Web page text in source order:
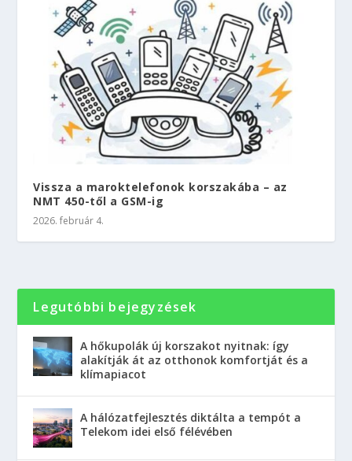
Vissza a maroktelefonok korszakába – az
NMT 450-től a GSM-ig
2026. február 4.
Legutóbbi bejegyzések
A hőkupolák új korszakot nyitnak: így
alakítják át az otthonok komfortját és a
klímapiacot
A hálózatfejlesztés diktálta a tempót a
Telekom idei első félévében